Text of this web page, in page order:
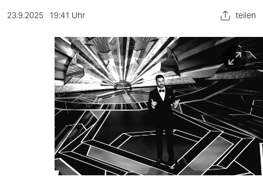
wahrheit
veranstaltungen
fragen & hilfe
23.9.2025 19:41 Uhr teilen